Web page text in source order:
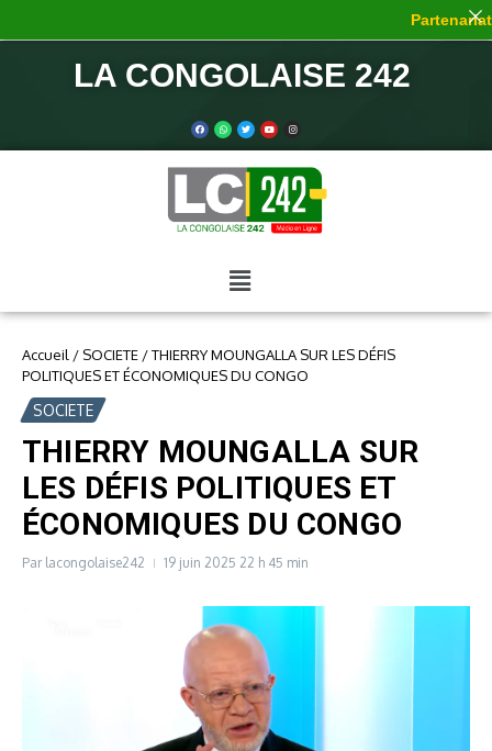
LA CONGOLAISE 242
Accueil / SOCIETE /THIERRY MOUNGALLA SUR LES DÉFIS
POLITIQUES ET ÉCONOMIQUES DU CONGO
SOCIETE
THIERRY MOUNGALLA SUR
LES DÉFIS POLITIQUES ET
ÉCONOMIQUES DU CONGO
Par lacongolaise242 19 juin 2025 22 h 45 min
Partenariat